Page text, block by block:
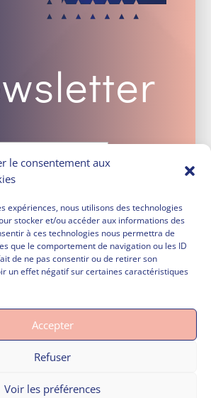
le consentement aux
expériences, nous utilisons des technologies
stocker et/ou accéder aux informations des
à ces technologies nous permettra de
que le comportement de navigation ou les ID
de ne pas consentir ou de retirer son
un effet négatif sur certaines caractéristiques
Accepter
Refuser
Voir les préférences